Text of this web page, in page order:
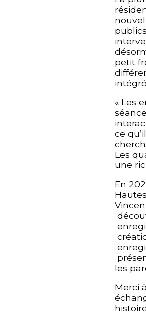
petit
« Les
ce
Les
une
En
les
Merci